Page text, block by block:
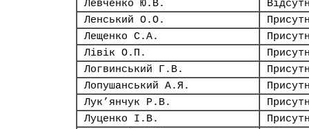
Левченко Ю.В.
Ленський О.О.
Лещенко С.А.
Лівік О.П.
Логвинський Г.В.
Лопушанський А.Я.
Лук’янчук Р.В.
Луценко І.В.